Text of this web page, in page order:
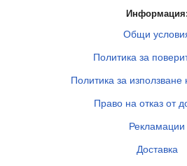
Информация:
Общи
Политика за
Политика за използване
Право на отказ от
Рекламации
Доставка